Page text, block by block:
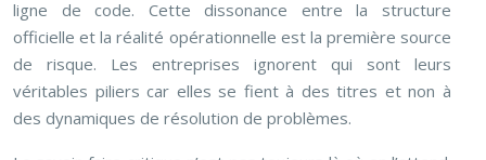
ligne de code. Cette dissonance entre la structure
officielle et la réalité opérationnelle est la première source
de risque. Les entreprises ignorent qui sont leurs
véritables piliers car elles se fient à des titres et non à
des dynamiques de résolution de problèmes.